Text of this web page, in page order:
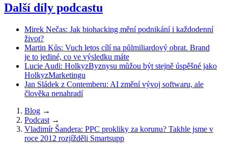
Další díly podcastu
Mirek Nečas: Jak biohacking mění podnikání i každodenní
život?
Martin Kůs: Vuch letos cílí na půlmiliardový obrat. Brand
je to jediné, co ve výsledku máte
Lucie Audi: HolkyzByznysu můžou být stejně úspěšné jako
HolkyzMarketingu
Jan Sládek z Contemberu: AI změní vývoj softwaru, ale
člověka nenahradí
Blog →
Podcast →
Vladimír Šandera: PPC prokliky za korunu? Takhle jsme v
roce 2012 rozjížděli Smartsupp